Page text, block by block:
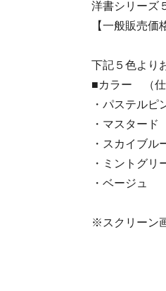
洋書シリーズ
【一般販売価
下記５色より
■カラー （仕
・パステルピ
・マスタード
・スカイブル
・ミントグリ
・ベージュ
※スクリーン